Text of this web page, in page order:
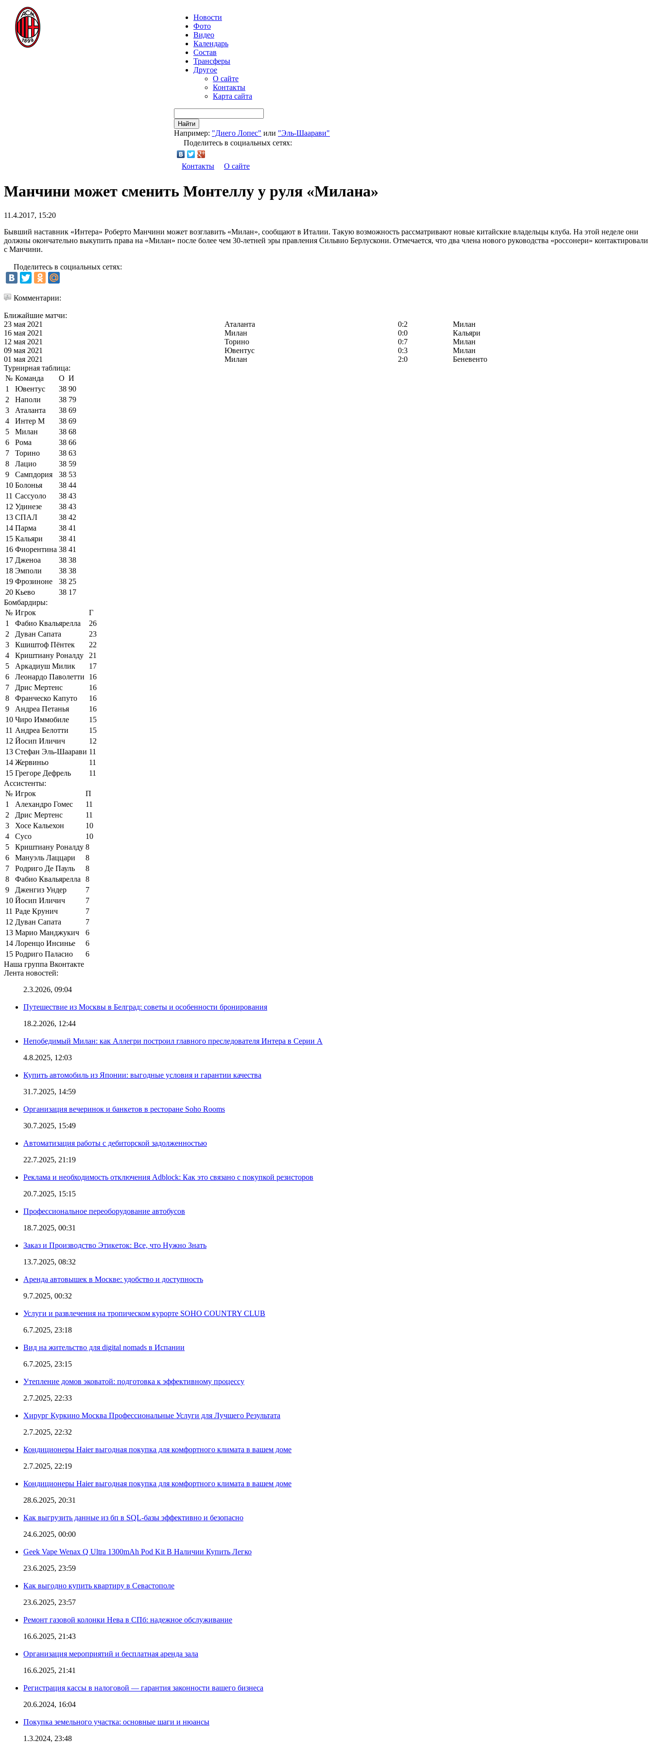
Новости
Фото
Видео
Календарь
Состав
Трансферы
Другое
О сайте
Контакты
Карта сайта
Найти
Например: "Диего Лопес" или "Эль-Шаарави"
Поделитесь в социальных сетях:
Контакты О сайте
Манчини может сменить Монтеллу у руля «Милана»
11.4.2017, 15:20
Бывший наставник «Интера» Роберто Манчини может возглавить «Милан», сообщают в Италии. Такую возможность рассматривают новые китайские владельцы клуба. На этой неделе они
должны окончательно выкупить права на «Милан» после более чем 30-летней эры правления Сильвио Берлускони. Отмечается, что два члена нового руководства «россонери» контактировали
с Манчини.
Поделитесь в социальных сетях:
Комментарии:
Ближайшие матчи:
23 мая 2021
Аталанта 0:2
Милан
16 мая 2021
Милан 0:0
Кальяри
12 мая 2021
Торино 0:7
Милан
09 мая 2021
Ювентус 0:3
Милан
01 мая 2021
Милан 2:0
Беневенто
Турнирная таблица:
№ Команда О И
1
Ювентус 38 90
2
Наполи 38 79
3
Аталанта 38 69
4
Интер М 38 69
5
Милан 38 68
6
Рома 38 66
7
Торино 38 63
8
Лацио 38 59
9
Сампдория 38 53
10 Болонья 38 44
11 Сассуоло 38 43
12 Удинезе 38 43
13 СПАЛ 38 42
14 Парма 38 41
15 Кальяри 38 41
16 Фиорентина 38 41
17 Дженоа 38 38
18 Эмполи 38 38
19 Фрозиноне 38 25
20 Кьево 38 17
Бомбардиры:
№ Игрок
Г
1
Фабио Квальярелла
26
2
Дуван Сапата
23
3
Кшиштоф Пёнтек
22
4
Криштиану Роналду
21
5
Аркадиуш Милик
17
6
Леонардо Паволетти
16
7
Дрис Мертенс
16
8
Франческо Капуто
16
9
Андреа Петанья
16
10 Чиро Иммобиле
15
11 Андреа Белотти
15
12 Йосип Иличич
12
13 Стефан Эль-Шаарави 11
14 Жервиньо
11
15 Грегоре Дефрель
11
Ассистенты:
№ Игрок
П
1
Алехандро Гомес
11
2
Дрис Мертенс
11
3
Хосе Кальехон
10
4
Сусо
10
5
Криштиану Роналду 8
6
Мануэль Лаццари
8
7
Родриго Де Пауль
8
8
Фабио Квальярелла
8
9
Дженгиз Ундер
7
10 Йосип Иличич
7
11 Раде Крунич
7
12 Дуван Сапата
7
13 Марио Манджукич
6
14 Лоренцо Инсинье
6
15 Родриго Паласио
6
Наша группа Вконтакте
Лента новостей:
2.3.2026, 09:04
Путешествие из Москвы в Белград: советы и особенности бронирования
18.2.2026, 12:44
Непобедимый Милан: как Аллегри построил главного преследователя Интера в Серии А
4.8.2025, 12:03
Купить автомобиль из Японии: выгодные условия и гарантии качества
31.7.2025, 14:59
Организация вечеринок и банкетов в ресторане Soho Rooms
30.7.2025, 15:49
Автоматизация работы с дебиторской задолженностью
22.7.2025, 21:19
Реклама и необходимость отключения Adblock: Как это связано с покупкой резисторов
20.7.2025, 15:15
Профессиональное переоборудование автобусов
18.7.2025, 00:31
Заказ и Производство Этикеток: Все, что Нужно Знать
13.7.2025, 08:32
Аренда автовышек в Москве: удобство и доступность
9.7.2025, 00:32
Услуги и развлечения на тропическом курорте SOHO COUNTRY CLUB
6.7.2025, 23:18
Вид на жительство для digital nomads в Испании
6.7.2025, 23:15
Утепление домов эковатой: подготовка к эффективному процессу
2.7.2025, 22:33
Хирург Куркино Москва Профессиональные Услуги для Лучшего Результата
2.7.2025, 22:32
Кондиционеры Haier выгодная покупка для комфортного климата в вашем доме
2.7.2025, 22:19
Кондиционеры Haier выгодная покупка для комфортного климата в вашем доме
28.6.2025, 20:31
Как выгрузить данные из бп в SQL-базы эффективно и безопасно
24.6.2025, 00:00
Geek Vape Wenax Q Ultra 1300mAh Pod Kit В Наличии Купить Легко
23.6.2025, 23:59
Как выгодно купить квартиру в Севастополе
23.6.2025, 23:57
Ремонт газовой колонки Нева в СПб: надежное обслуживание
16.6.2025, 21:43
Организация мероприятий и бесплатная аренда зала
16.6.2025, 21:41
Регистрация кассы в налоговой — гарантия законности вашего бизнеса
20.6.2024, 16:04
Покупка земельного участка: основные шаги и нюансы
1.3.2024, 23:48